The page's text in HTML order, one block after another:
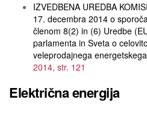
IZVEDBENA UREDBA
17. decembra 2014 o
členom 8(2) in (6) Uredbe
parlamenta in Sveta o
veleprodajnega
2014, str. 121
Električna energija